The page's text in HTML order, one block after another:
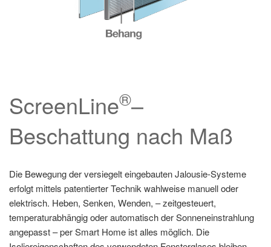
ScreenLine®–
Beschattung nach Maß
Die Bewegung der versiegelt eingebauten Jalousie-Systeme
erfolgt mittels patentierter Technik wahlweise manuell oder
elektrisch. Heben, Senken, Wenden, – zeitgesteuert,
temperaturabhängig oder automatisch der Sonneneinstrahlung
angepasst – per Smart Home ist alles möglich. Die